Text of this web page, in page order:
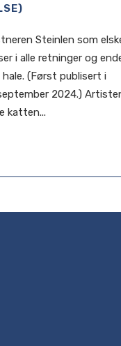
Steinlen som
i alle retninger og
(Først publisert i
2024.)
katten...